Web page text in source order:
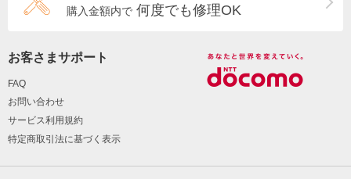
購入金額内で 何度でも修理OK
お客さまサポート
FAQ
お問い合わせ
サービス利用規約
特定商取引法に基づく表示